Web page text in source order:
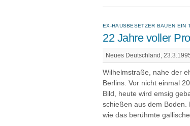
EX-HAUSBESETZER BAUEN EIN
22 Jahre voller
Neues Deutschland,
Wilhelmstraße, nahe der
Berlins. Vor nicht einmal
Bild, heute wird emsig
schießen aus dem Boden.
wie das berühmte